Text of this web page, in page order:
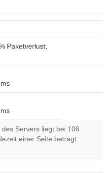
Paketverlust,
Servers liegt bei 106
einer Seite beträgt